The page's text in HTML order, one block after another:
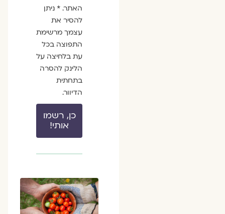
האתר. * ניתן
להסיר את
עצמך מרשימת
התפוצה בכל
עת בלחיצה על
הלינק להסרה
בתחתית
הדיוור.
כן, רשמו
אותי!